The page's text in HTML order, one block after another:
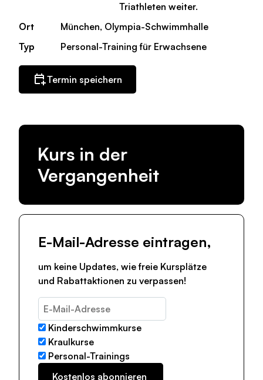
Triathleten weiter.
Ort
München, Olympia-Schwimmhalle
Typ
Personal-Training für Erwachsene
Termin speichern
Kurs in der
Vergangenheit
E-Mail-Adresse eintragen,
um keine Updates, wie freie Kursplätze
und Rabattaktionen zu verpassen!
Kinderschwimmkurse
Kraulkurse
Personal-Trainings